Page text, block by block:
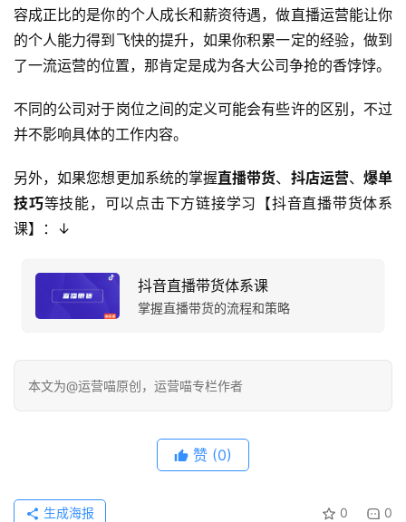
容成正比的是你的个人成长和薪资待遇，做直播运营能让你
的个人能力得到飞快的提升，如果你积累一定的经验，做到
了一流运营的位置，那肯定是成为各大公司争抢的香饽饽。
不同的公司对于岗位之间的定义可能会有些许的区别，不过
并不影响具体的工作内容。
另外，如果您想更加系统的掌握直播带货、 抖店运营、 爆单
技巧等技能，可以点击下方链接学习【抖音直播带货体系
课】：↓
抖音直播带货体系课
掌握直播带货的流程和策略
本文为@运营喵原创，运营喵专栏作者
赞 (0)
0 0
生成海报